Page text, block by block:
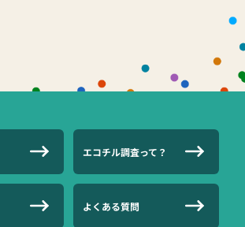
エコチル調査って？
よくある質問